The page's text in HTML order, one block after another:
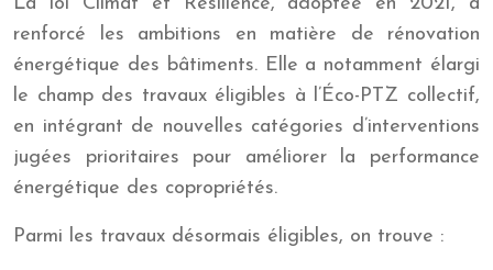
renforcé les ambitions en matière de rénovation
énergétique des bâtiments. Elle a notamment élargi
le champ des travaux éligibles à l’Éco-PTZ collectif,
en intégrant de nouvelles catégories d’interventions
jugées prioritaires pour améliorer la performance
énergétique des copropriétés.
Parmi les travaux désormais éligibles, on trouve :